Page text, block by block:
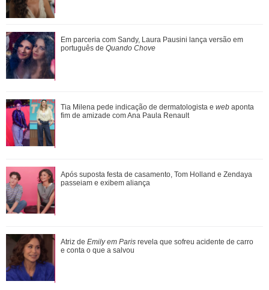
João Raul diz para Agrado que não está conseguindo
conviver com seu sucesso. Veja os resum...
Silvia Buarque revela conversa com a filha após diagnóstico
de câncer de mama: Ela ficou m...
Vem aí! Próxima semana de Quem Ama Cuida traz
reviravoltas que irão mudar o rumo da novela
Em parceria com Sandy, Laura Pausini lança versão em
português de Quando Chove
Tia Milena pede indicação de dermatologista e web aponta
fim de amizade com Ana Paula Renault
Após suposta festa de casamento, Tom Holland e Zendaya
passeiam e exibem aliança
Atriz de Emily em Paris revela que sofreu acidente de carro
e conta o que a salvou